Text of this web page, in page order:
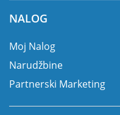
NALOG
Moj Nalog
Narudžbine
Partnerski Marketing